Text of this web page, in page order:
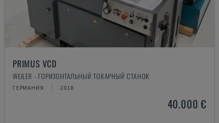
PRIMUS VCD
WEILER - ГОРИЗОНТАЛЬНЫЙ ТОКАРНЫЙ СТАНОК
ГЕРМАНИЯ 2018
40.000 €